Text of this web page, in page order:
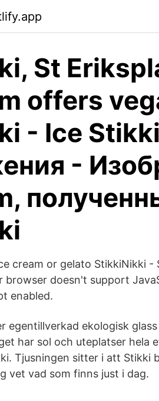
St
offers
- Ice
-
cream or gelato StikkiNikki -
browser doesn't support
enabled.
egentillverkad ekologisk
har sol och uteplatser hela
Tjusningen sitter i att Stikki
vet vad som finns just i dag.